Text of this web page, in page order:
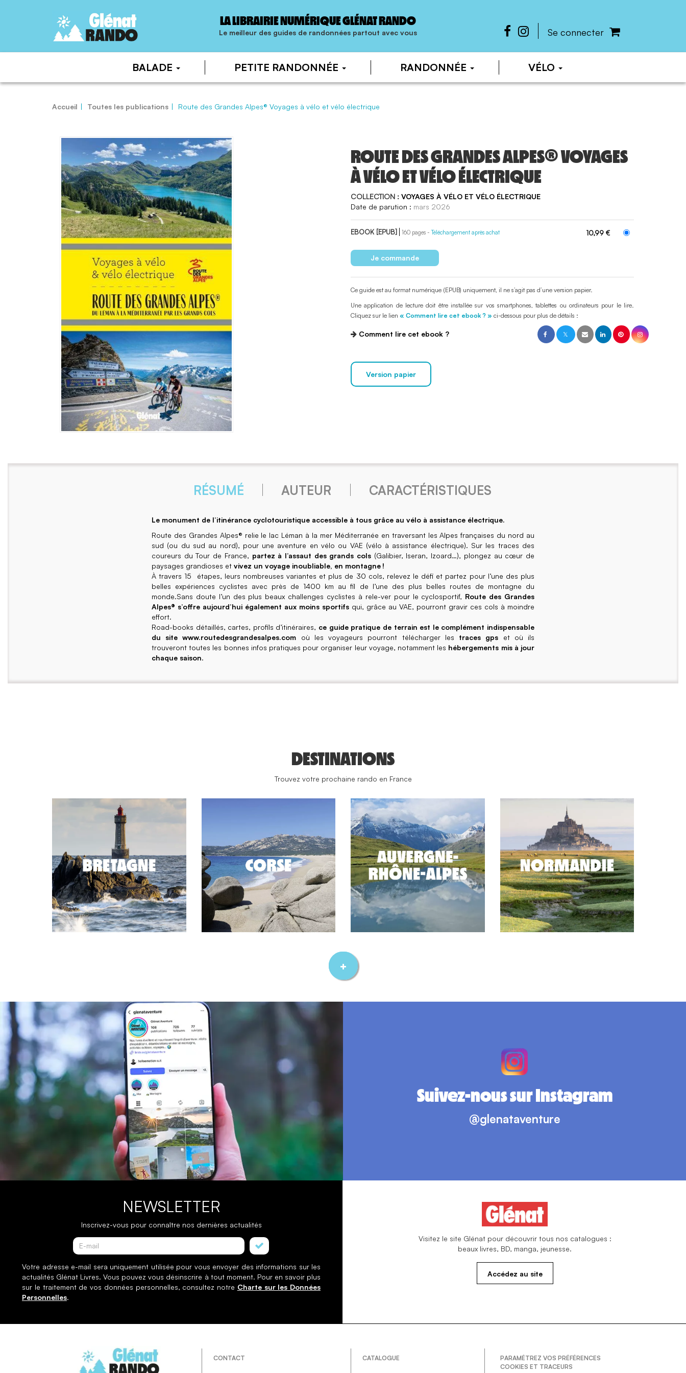
LA LIBRAIRIE NUMÉRIQUE GLÉNAT RANDO
Le meilleur des guides de randonnées partout avec vous Se connecter
BALADE PETITE RANDONNÉE RANDONNÉE VÉLO
Accueil Toutes les publications Route des Grandes Alpes® Voyages à vélo et vélo électrique
ROUTE DES GRANDES ALPES® VOYAGES
À VÉLO ET VÉLO ÉLECTRIQUE
COLLECTION : VOYAGES À VÉLO ET VÉLO ÉLECTRIQUE
mars 2026
EBOOK [EPUB] 160 pages Téléchargement après achat 10,99 €
Ce guide est au format numérique (EPUB) uniquement, il ne s’agit pas d’une version papier.
Une application de lecture doit être installée sur vos smartphones, tablettes ou ordinateurs pour le lire.
Cliquez sur le lien « Comment lire cet ebook ? » ci-dessous pour plus de détails :
Comment lire cet ebook ?
Version papier
RÉSUMÉ AUTEUR CARACTÉRISTIQUES
Le monument de l’itinérance cyclotouristique accessible à tous grâce au vélo à assistance électrique.
Route des Grandes Alpes® relie le lac Léman à la mer Méditerranée en traversant les Alpes françaises du nord au
sud (ou du sud au nord), pour une aventure en vélo ou VAE (vélo à assistance électrique). Sur les traces des
coureurs du Tour de France, partez à l’assaut des grands cols (Galibier, Iseran, Izoard…), plongez au cœur de
paysages grandioses et vivez un voyage inoubliable, en montagne !
À travers 15 étapes, leurs nombreuses variantes et plus de 30 cols, relevez le défi et partez pour l’une des plus
belles expériences cyclistes avec près de 1400 km au fil de l’une des plus belles routes de montagne du
monde.Sans doute l’un des plus beaux challenges cyclistes à rele-ver pour le cyclosportif, Route des Grandes
Alpes® s’offre aujourd’hui également aux moins sportifs qui, grâce au VAE, pourront gravir ces cols à moindre
effort.
Road-books détaillés, cartes, profils d’itinéraires, ce guide pratique de terrain est le complément indispensable
du site www.routedesgrandesalpes.com où les voyageurs pourront télécharger les traces gps et où ils
trouveront toutes les bonnes infos pratiques pour organiser leur voyage, notamment les hébergements mis à jour
chaque saison.
DESTINATIONS
Trouvez votre prochaine rando en France
Suivez-nous sur Instagram
@glenataventure
NEWSLETTER
Inscrivez-vous pour connaître nos dernières actualités
Votre adresse e-mail sera uniquement utilisée pour vous envoyer des informations sur les
actualités Glénat Livres. Vous pouvez vous désinscrire à tout moment. Pour en savoir plus
sur le traitement de vos données personnelles, consultez notre Charte sur les Données
Personnelles.
Visitez le site Glénat pour découvrir tous nos catalogues :
beaux livres, BD, manga, jeunesse.
Accédez au site
CONTACT CATALOGUE
PARAMÉTREZ VOS PRÉFÉRENCES
COOKIES ET TRACEURS